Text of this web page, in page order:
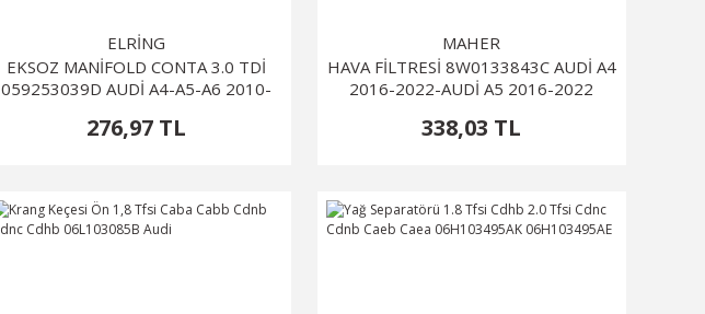
ELRİNG
EKSOZ MANİFOLD CONTA 3.0 TDİ
059253039D AUDİ A4-A5-A6 2010-
276,97 TL
MAHER
HAVA FİLTRESİ 8W0133843C AUDİ A4
2016-2022-AUDİ A5 2016-2022
338,03 TL